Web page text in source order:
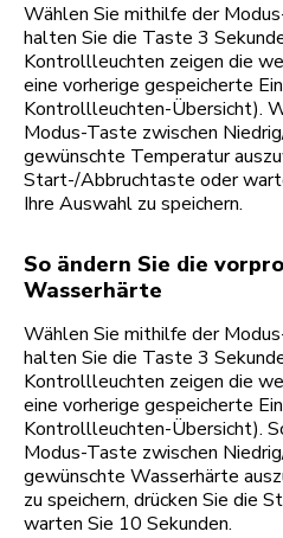
Wählen Sie mithilfe der
halten Sie die Taste 3
Kontrollleuchten zeigen die
eine vorherige gespeicherte
Kontrollleuchten-Übersicht).
Modus-Taste zwischen
gewünschte Temperatur
Start-/Abbruchtaste oder
Ihre Auswahl zu speichern.
So ändern Sie die
Wasserhärte
Wählen Sie mithilfe der
halten Sie die Taste 3
Kontrollleuchten zeigen die
eine vorherige gespeicherte
Kontrollleuchten-Übersicht).
Modus-Taste zwischen
gewünschte Wasserhärte
zu speichern, drücken Sie die
warten Sie 10 Sekunden.